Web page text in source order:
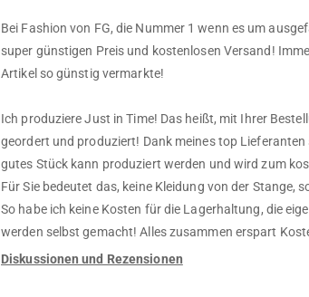
Bei Fashion von FG, die Nummer 1 wenn es um
super günstigen Preis und kostenlosen Versand!
Artikel so günstig vermarkte!
Ich produziere Just in Time! Das heißt, mit Ihrer
geordert und produziert! Dank meines top
gutes Stück kann produziert werden und wird zum
Für Sie bedeutet das, keine Kleidung von der Stange,
So habe ich keine Kosten für die Lagerhaltung, die
werden selbst gemacht! Alles zusammen erspart
Diskussionen und Rezensionen